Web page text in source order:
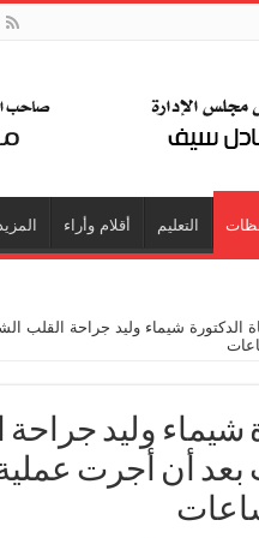
التعليم أقلام وأراء
الدكتورة شيماء وليد جراحة القلب
شيماء وليد
بعد أن أجرت